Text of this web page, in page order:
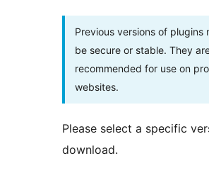
Previous versions of plugins
be secure or stable. They
recommended for use on
websites.
Please select a specific
download.